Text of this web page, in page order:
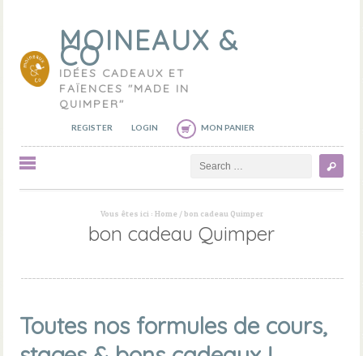
MOINEAUX &
CO
IDÉES CADEAUX ET
FAÏENCES "MADE IN
QUIMPER"
REGISTER LOGIN MON PANIER
Vous êtes ici : Home / bon cadeau Quimper
bon cadeau Quimper
Toutes nos formules de cours,